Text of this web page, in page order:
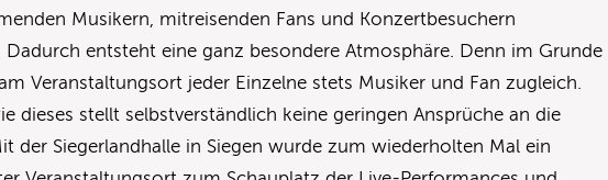
Musikern, mitreisenden Fans und Konzertbesuchern
Dadurch entsteht eine ganz besondere Atmosphäre. Denn im Grunde
Veranstaltungsort jeder Einzelne stets Musiker und Fan zugleich.
dieses stellt selbstverständlich keine geringen Ansprüche an die
der Siegerlandhalle in Siegen wurde zum wiederholten Mal ein